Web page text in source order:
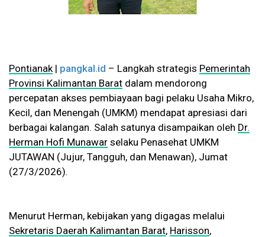
Pontianak| pangkal.id – Langkah strategis Pemerintah
Provinsi Kalimantan Barat dalam mendorong
percepatan akses pembiayaan bagi pelaku Usaha Mikro,
Kecil, dan Menengah (UMKM) mendapat apresiasi dari
berbagai kalangan. Salah satunya disampaikan oleh Dr.
Herman Hofi Munawar selaku Penasehat UMKM
JUTAWAN (Jujur, Tangguh, dan Menawan), Jumat
(27/3/2026).
Menurut Herman, kebijakan yang digagas melalui
Sekretaris Daerah Kalimantan Barat, Harisson,